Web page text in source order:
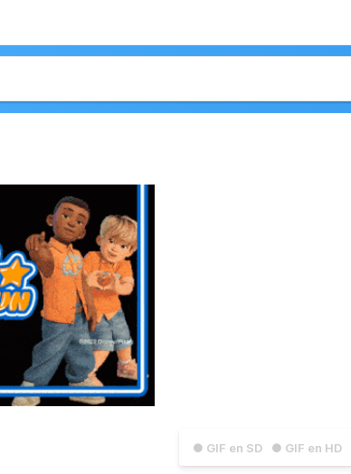
● GIF en SD ● GIF en HD